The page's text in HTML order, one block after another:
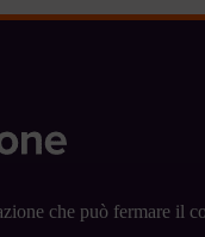
che può fermare il